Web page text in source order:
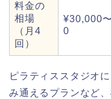
料金の
相場
（月4
回）
¥30,000
0
ピラティススタジオ
み通えるプランなど